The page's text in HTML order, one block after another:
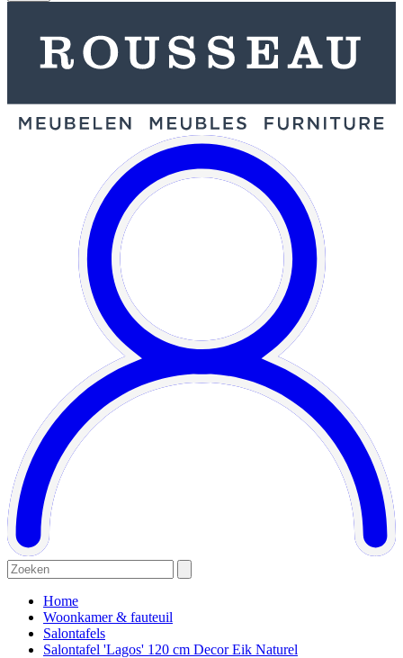
Home
Woonkamer & fauteuil
Salontafels
Salontafel 'Lagos' 120 cm Decor Eik Naturel